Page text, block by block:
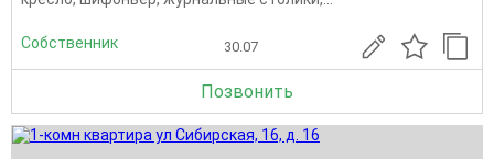
Собственник 30.07
Позвонить